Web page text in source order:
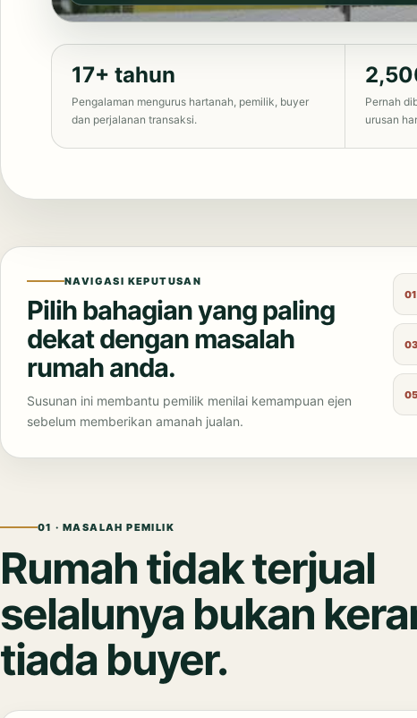
17+ tahun
Pengalaman mengurus hartanah, pemilik, buyer
dan perjalanan transaksi.
Pernah
urusan
NAVIGASI KEPUTUSAN
Pilih bahagian yang paling
dekat dengan masalah
rumah anda.
Susunan ini membantu pemilik menilai kemampuan ejen
sebelum memberikan amanah jualan.
01 · MASALAH PEMILIK
Rumah tidak terjual
selalunya bukan
tiada buyer.